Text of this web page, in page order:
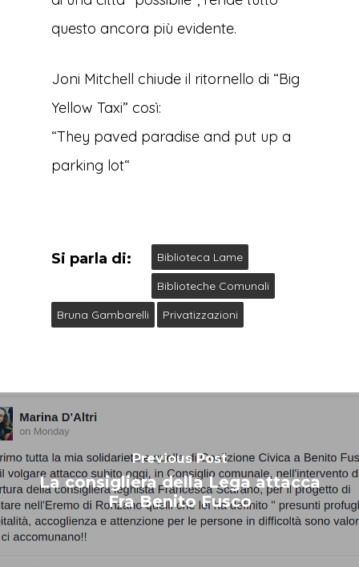
questo ancora più evidente.
Joni Mitchell chiude il ritornello di “Big
Yellow Taxi” così:
“They paved paradise and put up a
parking lot“
Si parla di:
Biblioteca Lame
Biblioteche Comunali
Bruna Gambarelli
Privatizzazioni
Previous Post
La consigliera della Lega attacca
Fra Benito Fusco